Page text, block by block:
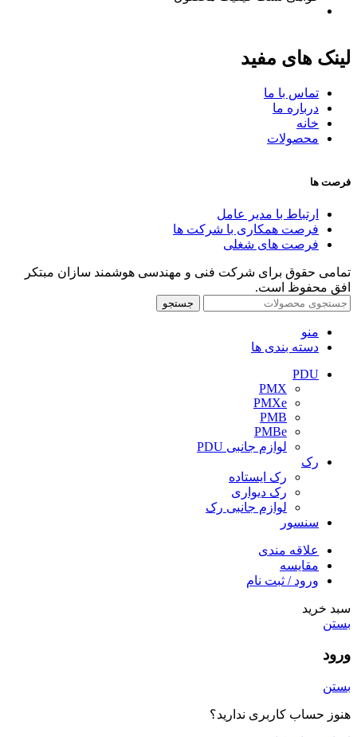
لینک های مفید
تماس با ما
درباره ما
خانه
محصولات
فرصت ها
ارتباط با مدیر عامل
فرصت همکاری با شرکت ها
فرصت های شغلی
تمامی حقوق برای شرکت فنی و مهندسی هوشمند سازان مبتکر
افق محفوظ است.
جستجو
منو
دسته بندی ها
PDU
PMX
PMXe
PMB
PMBe
لوازم جانبی PDU
رک
رک ایستاده
رک دیواری
لوازم جانبی رک
سنسور
علاقه مندی
مقایسه
ورود / ثبت نام
سبد خرید
بستن
ورود
بستن
هنوز حساب کاربری ندارید؟